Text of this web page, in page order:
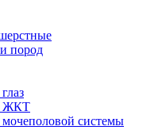
пород
ЖКТ
мочеполовой системы